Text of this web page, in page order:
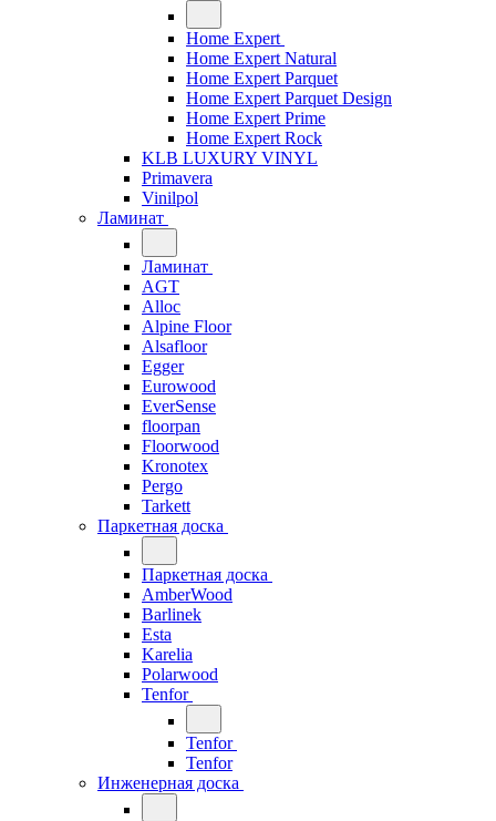
Home Expert
Home Expert Natural
Home Expert Parquet
Home Expert Parquet Design
Home Expert Prime
Home Expert Rock
KLB LUXURY VINYL
Primavera
Vinilpol
Ламинат
Ламинат
AGT
Alloc
Alpine Floor
Alsafloor
Egger
Eurowood
EverSense
floorpan
Floorwood
Kronotex
Pergo
Tarkett
Паркетная доска
Паркетная доска
AmberWood
Barlinek
Esta
Karelia
Polarwood
Tenfor
Tenfor
Tenfor
Инженерная доска